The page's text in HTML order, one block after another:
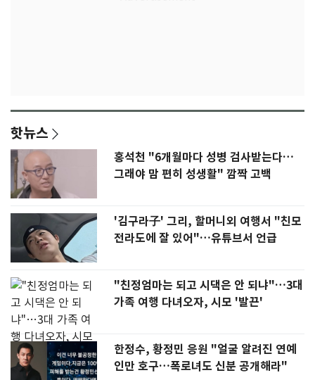
핫뉴스
홍석천 "6개월마다 성병 검사받는다…
그래야 맘 편히 성생활" 깜짝 고백
'김구라子' 그리, 할머니외 여행서 "친모
전라도에 잘 있어"…유튜브서 언급
"친정엄마는 되고 시댁은 안 되냐"…3대
가족 여행 다녀오자, 시모 '발끈'
한정수, 황정민 응원 "얼굴 알려진 연예
인만 호구…폭로녀도 신분 공개해라"